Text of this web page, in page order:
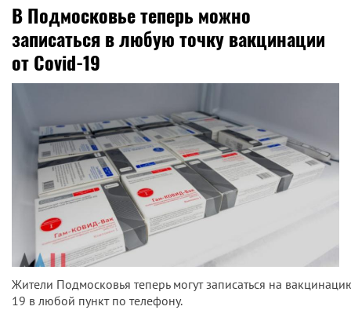
В Подмосковье теперь можно
записаться в любую точку вакцинации
от Covid-19
Жители Подмосковья теперь могут записаться на
19 в любой пункт по телефону.